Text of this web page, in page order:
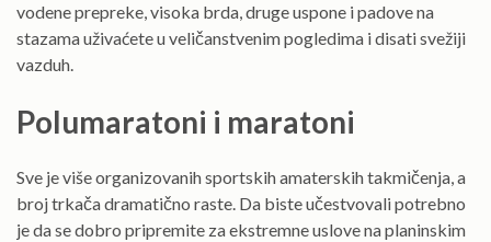
vodene prepreke, visoka brda, druge uspone i padove na
stazama uživaćete u veličanstvenim pogledima i disati svežiji
vazduh.
Polumaratoni i maratoni
Sve je više organizovanih sportskih amaterskih takmičenja, a
broj trkača dramatično raste. Da biste učestvovali potrebno
je da se dobro pripremite za ekstremne uslove na planinskim